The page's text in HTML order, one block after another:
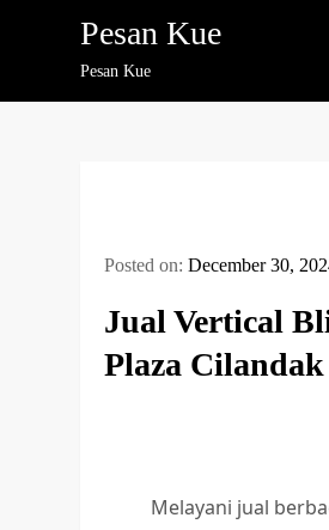
Pesan Kue
Pesan Kue
Posted on:December 30,
Jual Vertical
Plaza
Melayani jual